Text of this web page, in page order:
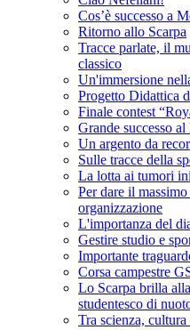
Cos’è successo a
Ritorno allo Scarpa
Tracce parlate, il
classico
Un'immersione
Progetto Didattica
Finale contest
Grande successo
Un argento da
Sulle tracce della
La lotta ai tumori
Per dare il
organizzazione
L'importanza del
Gestire studio e
Importante
Corsa campestre
Lo Scarpa brilla
studentesco di
Tra scienza,